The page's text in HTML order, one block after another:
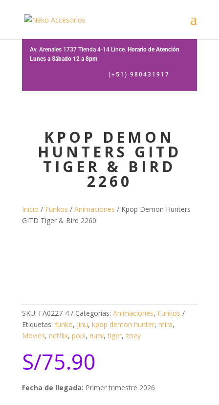
Av. Arenales 1737 Tienda 4-14 Lince. Horario de Atención
Lunes a Sábado 12 a 8pm
(+51) 980431917
KPOP DEMON
HUNTERS GITD
TIGER & BIRD
2260
Inicio / Funkos / Animaciones / Kpop Demon Hunters
GITD Tiger & Bird 2260
SKU: FA0227-4 Categorías: Animaciones, Funkos
Etiquetas: funko, jinu, kpop demon hunter, mira,
Movies, netflix, pop!, rumi,tiger, zoey
S/75.90
Fecha de llegada: Primer trimestre 2026